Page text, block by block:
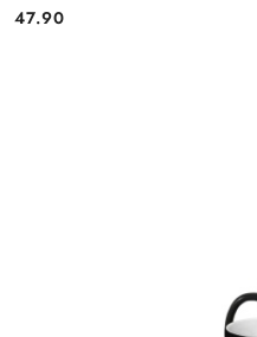
Cena:
47.90